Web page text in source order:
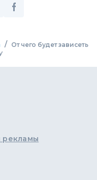
/
От чего будет зависеть
рекламы